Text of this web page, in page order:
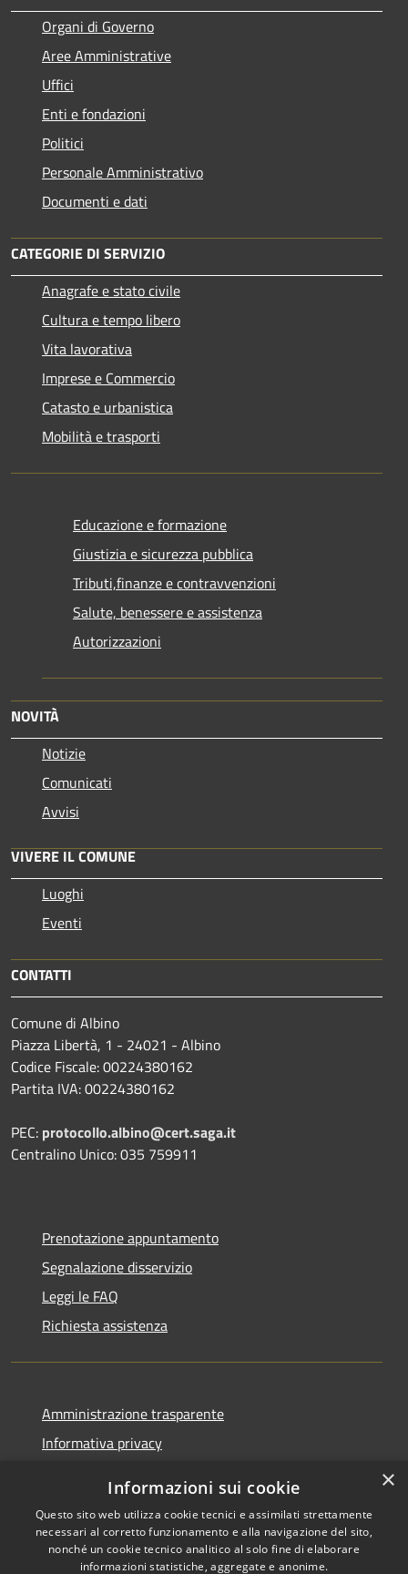
Organi di Governo
Aree Amministrative
Uffici
Enti e fondazioni
Politici
Personale Amministrativo
Documenti e dati
CATEGORIE DI SERVIZIO
Anagrafe e stato civile
Cultura e tempo libero
Vita lavorativa
Imprese e Commercio
Catasto e urbanistica
Mobilità e trasporti
Educazione e formazione
Giustizia e sicurezza pubblica
Tributi,finanze e contravvenzioni
Salute, benessere e assistenza
Autorizzazioni
NOVITÀ
Notizie
Comunicati
Avvisi
VIVERE IL COMUNE
Luoghi
Eventi
CONTATTI
Comune di Albino
Piazza Libertà, 1 - 24021 - Albino
Codice Fiscale: 00224380162
Partita IVA: 00224380162
PEC: protocollo.albino@cert.saga.it
Centralino Unico: 035 759911
Prenotazione appuntamento
Segnalazione disservizio
Leggi le FAQ
Richiesta assistenza
Amministrazione trasparente
Informativa privacy
×
Informazioni sui cookie
Questo sito web utilizza cookie tecnici e assimilati strettamente
necessari al corretto funzionamento e alla navigazione del sito,
nonché un cookie tecnico analitico al solo fine di elaborare
informazioni statistiche, aggregate e anonime.